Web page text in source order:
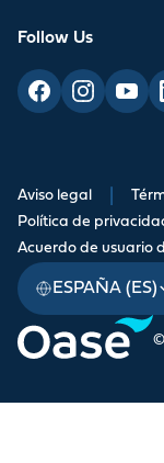
Follow Us
©
Aviso legal
Política de
Acuerdo de usuario
ESPAÑA (ES)